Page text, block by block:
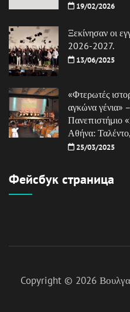
19/02/2026
Ξεκίνησαν οι
2026-2027.
13/06/2025
«Φτερωτές
αγκώνα γένια»
Πανεπιστήμιο
Αθήνα:
25/03/2025
Фейсбук страница
Copyright © 2026